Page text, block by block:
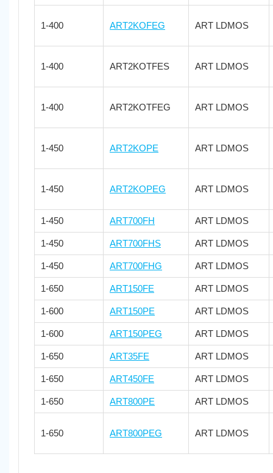
1-400 ART2KOFEG ART LDMOS
1-400 ART2KOTFES ART LDMOS
1-400 ART2KOTFEG ART LDMOS
1-450 ART2KOPE ART LDMOS
1-450 ART2KOPEG ART LDMOS
1-450 ART700FH ART LDMOS
1-450 ART700FHS ART LDMOS
1-450 ART700FHG ART LDMOS
1-650 ART150FE ART LDMOS
1-600 ART150PE ART LDMOS
1-600 ART150PEG ART LDMOS
1-650 ART35FE ART LDMOS
1-650 ART450FE ART LDMOS
1-650 ART800PE ART LDMOS
1-650 ART800PEG ART LDMOS